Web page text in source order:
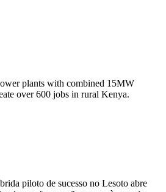
plants with combined 15MW
over 600 jobs in rural Kenya.
piloto de sucesso no Lesoto abre